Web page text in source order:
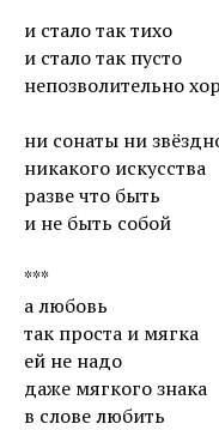
и стало так тихо
и стало так пусто
непозволительно
ни сонаты ни
никакого искусства
разве что быть
и не быть собой
***
а любовь
так проста и мягка
ей не надо
даже мягкого знака
в слове любить